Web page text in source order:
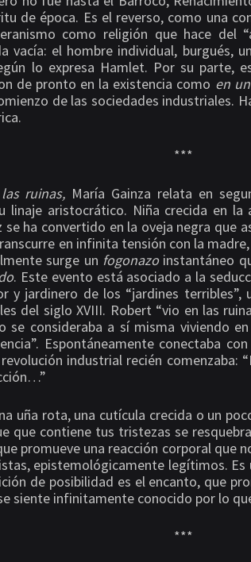
de época. Es el reverso, como una
como religión que hace del
vacía: el hombre individual, burgués,
lo expresa Hamlet. Por su parte,
de pronto en la existencia como en
de las sociedades industriales.
***
ruinas, María Gainza relata en
linaje aristocrático. Niña crecida en la
se ha convertido en la oveja negra que
en infinita tensión con la
surge un fogonazoinstantáneo
. Este evento está asociado a la
y jardinero de los “jardines
del siglo XVIII. Robert “vio en las
se consideraba a sí misma viviendo
Espontáneamente conectaba
industrial recién comenzaba:
uña rota, una cutícula crecida o un
que contiene tus tristezas se
promueve una reacción corporal que
epistemológicamente legítimos.
de posibilidad es el encanto, que
siente infinitamente conocido por lo
***